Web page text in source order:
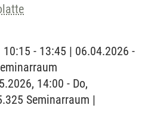
- 13:45 | 06.04.2026 -
14:00 - Do,
Seminarraum |